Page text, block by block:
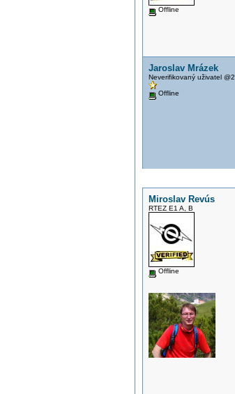
Offline
Jaroslav Mrázek
Neverifikovaný uživatel @2
Offline
Miroslav Revús
RTEZ E1 A, B
Offline